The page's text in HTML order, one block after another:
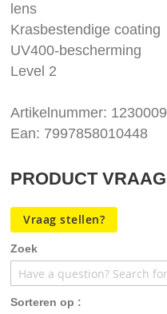
lens
Krasbestendige coating
UV400-bescherming
Level 2
Artikelnummer: 1230009
Ean: 7997858010448
PRODUCT VRAAG
Vraag stellen?
Zoek
Sorteren op :